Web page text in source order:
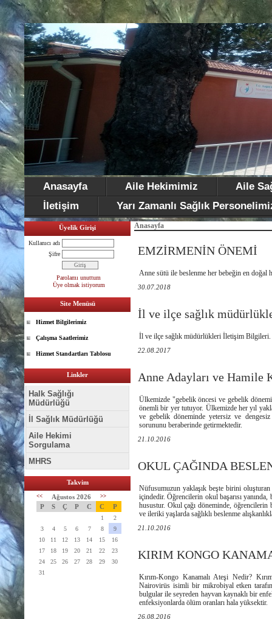
Anasayfa Aile Hekimimiz
Aile
İletişim
Yarı Zamanlı Sağlık
Üyelik Girişi
Kullanıcı adı
Şifre
Parolamı unuttum
Üye olmak istiyorum
Site Menüsü
Hizmet Bilgilerimiz
Çalışma Saatlerimiz
Hizmet Standartları Tablosu
Linkler
Halk Sağlığı
Müdürlüğü
İl Sağlık Müdürlüğü
Aile Hekimi
Sorgulama
MHRS
Takvim
<< Ağustos 2026 >>
P S Ç P C C P
1
2
3
4 5 6 7 8
9
10
11 12 13 14 15
16
17
18 19 20 21 22
23
24
25 26 27 28 29
30
31
Anasayfa
EMZİRMENİN ÖNEMİ
Anne sütü ile beslenme her bebeğin en doğal
30.07.2018
İl ve ilçe sağlık
İl ve ilçe sağlık müdürlükleri İletişim Bilgileri.
22.08.2017
Anne Adayları ve Hamile
Ülkemizde "gebelik öncesi ve gebelik
önemli bir yer tutuyor. Ülkemizde her yıl
ve gebelik döneminde yetersiz ve
sorununu beraberinde getirmektedir.
21.10.2016
OKUL ÇAĞINDA
Nüfusumuzun yaklaşık beşte birini
içindedir. Öğrencilerin okul başarısı
husustur. Okul çağı döneminde,
ve ileriki yaşlarda sağlıklı beslenme
21.10.2016
KIRIM KONGO
Kırım-Kongo Kanamalı Ateşi Nedir?
Nairovirüs isimli bir mikrobiyal etken
bulgular ile seyreden hayvan kaynaklı bir
enfeksiyonlarda ölüm oranları hala yüksektir.
26.08.2016